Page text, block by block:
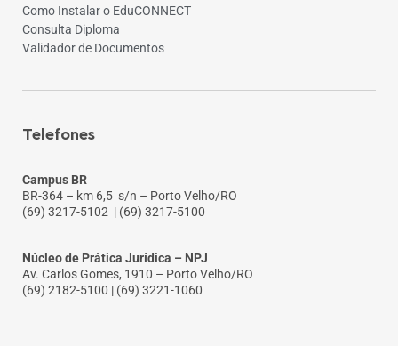
Como Instalar o EduCONNECT
Consulta Diploma
Validador de Documentos
Telefones
Campus BR
BR-364 – km 6,5 s/n – Porto Velho/RO
(69) 3217-5102 | (69) 3217-5100
Núcleo de Prática Jurídica – NPJ
Av. Carlos Gomes, 1910 – Porto Velho/RO
(69) 2182-5100 | (69) 3221-1060